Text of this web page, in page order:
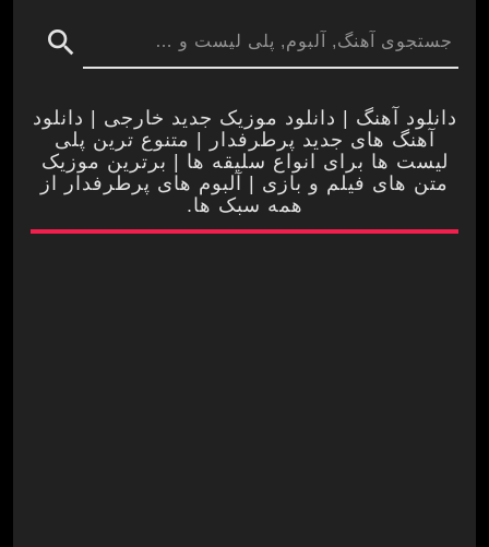
search
دانلود آهنگ | دانلود موزیک جدید خارجی | دانلود
آهنگ های جدید پرطرفدار | متنوع ترین پلی
لیست ها برای انواع سلیقه ها | برترین موزیک
متن های فیلم و بازی | آلبوم های پرطرفدار از
همه سبک ها.